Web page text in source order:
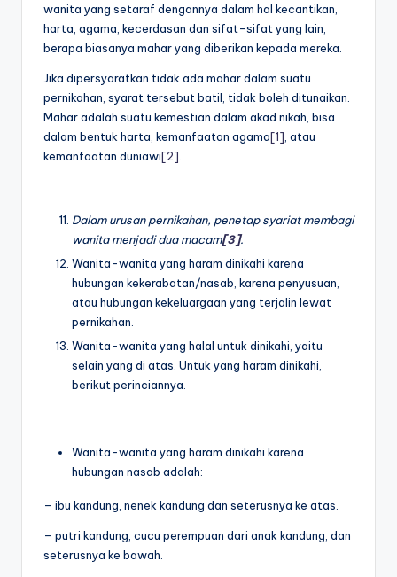
wanita yang setaraf dengannya dalam hal kecantikan,
harta, agama, kecerdasan dan sifat-sifat yang lain,
berapa biasanya mahar yang diberikan kepada mereka.
Jika dipersyaratkan tidak ada mahar dalam suatu
pernikahan, syarat tersebut batil, tidak boleh ditunaikan.
Mahar adalah suatu kemestian dalam akad nikah, bisa
dalam bentuk harta, kemanfaatan agama[1] , atau
kemanfaatan duniawi[2]
Dalam urusan pernikahan, penetap syariat membagi
wanita menjadi dua macam[3].
Wanita-wanita yang haram dinikahi karena
hubungan kekerabatan/nasab, karena penyusuan,
atau hubungan kekeluargaan yang terjalin lewat
pernikahan.
Wanita-wanita yang halal untuk dinikahi, yaitu
selain yang di atas. Untuk yang haram dinikahi,
berikut perinciannya.
Wanita-wanita yang haram dinikahi karena
hubungan nasab adalah:
– ibu kandung, nenek kandung dan seterusnya ke atas.
– putri kandung, cucu perempuan dari anak kandung, dan
seterusnya ke bawah.